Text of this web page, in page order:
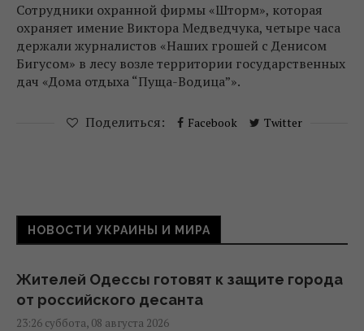
Сотрудники охранной фирмы «Шторм», которая
охраняет имение Виктора Медведчука, четыре часа
держали журналистов «Наших грошей с Денисом
Бигусом» в лесу возле территории государственных
дач «Дома отдыха “Пуща-Водица”».
Поделиться: Facebook Twitter
НОВОСТИ УКРАИНЫ И МИРА
Жителей Одессы готовят к защите города
от российского десанта
23:26 суббота, 08 августа 2026